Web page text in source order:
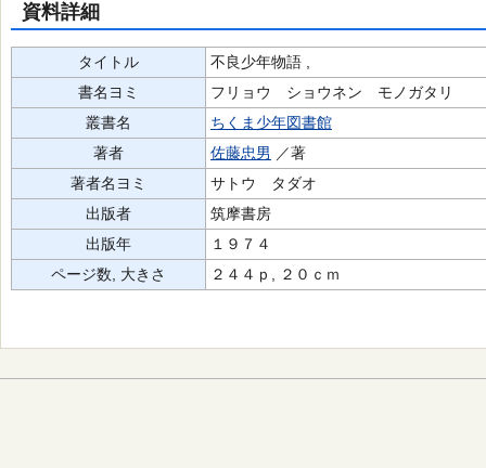
資料詳細
タイトル
不良少年物語 ,
書名ヨミ
フリョウ ショウネン モノガタリ
叢書名
ちくま少年図書館
著者
佐藤忠男 ／著
著者名ヨミ
サトウ タダオ
出版者
筑摩書房
出版年
１９７４
ページ数, 大きさ
２４４ｐ, ２０ｃｍ